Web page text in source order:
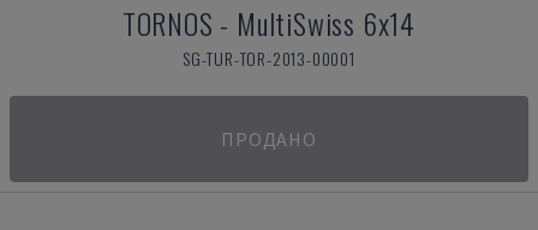
TORNOS - MultiSwiss 6x14
SG-TUR-TOR-2013-00001
ПРОДАНО